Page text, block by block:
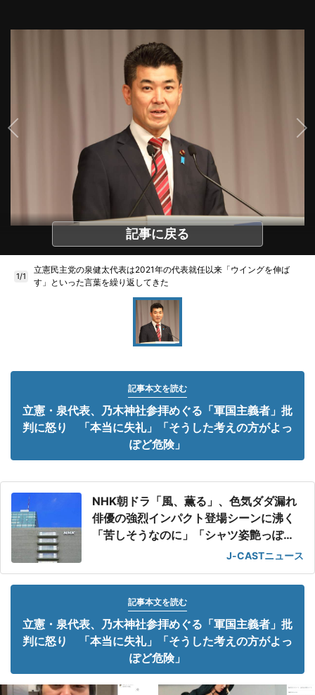
記事に戻る
1/1
立憲民主党の泉健太代表は2021年の代表就任以来「ウイングを伸ば
す」といった言葉を繰り返してきた
記事本文を読む
立憲・泉代表、乃木神社参拝めぐる「軍国主義者」批
判に怒り 「本当に失礼」「そうした考えの方がよっ
ぽど危険」
NHK朝ドラ「風、薫る」、色気ダダ漏れ
俳優の強烈インパクト登場シーンに沸く
「苦しそうなのに」「シャツ姿艶っぽ
J-CASTニュース
記事本文を読む
立憲・泉代表、乃木神社参拝めぐる「軍国主義者」批
判に怒り 「本当に失礼」「そうした考えの方がよっ
ぽど危険」